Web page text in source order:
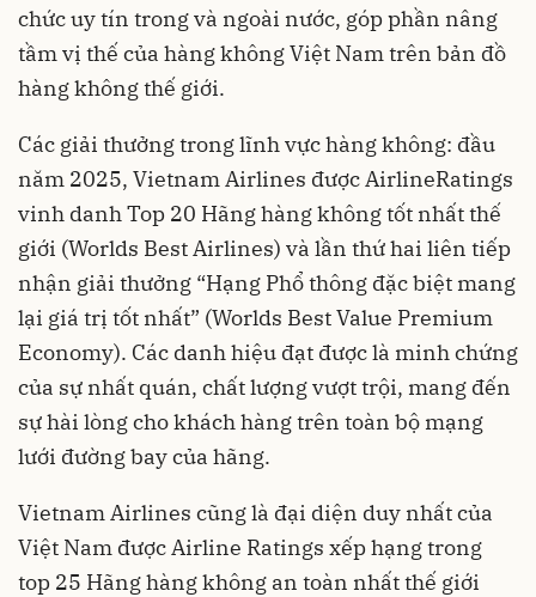
chức uy tín trong và ngoài nước, góp phần nâng
tầm vị thế của hàng không Việt Nam trên bản đồ
hàng không thế giới.
Các giải thưởng trong lĩnh vực hàng không: đầu
năm 2025, Vietnam Airlines được AirlineRatings
vinh danh Top 20 Hãng hàng không tốt nhất thế
giới (Worlds Best Airlines) và lần thứ hai liên tiếp
nhận giải thưởng “Hạng Phổ thông đặc biệt mang
lại giá trị tốt nhất” (Worlds Best Value Premium
Economy). Các danh hiệu đạt được là minh chứng
của sự nhất quán, chất lượng vượt trội, mang đến
sự hài lòng cho khách hàng trên toàn bộ mạng
lưới đường bay của hãng.
Vietnam Airlines cũng là đại diện duy nhất của
Việt Nam được Airline Ratings xếp hạng trong
top 25 Hãng hàng không an toàn nhất thế giới